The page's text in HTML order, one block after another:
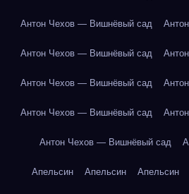
Антон Чехов — Вишнёвый сад
Антон Чехов — Вишнёвый сад
Антон Чехов — Вишнёвый сад
Антон Чехов — Вишнёвый сад
Антон Чехов — Вишнёвый сад
Апельсин Апельсин Апельсин